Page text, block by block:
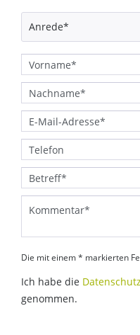
Die mit einem * markierten
Ich habe die
genommen.